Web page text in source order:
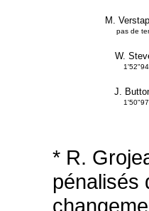
M.
pas de
W.
J.
* R.
pénalisés